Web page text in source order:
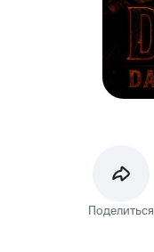
Поделиться